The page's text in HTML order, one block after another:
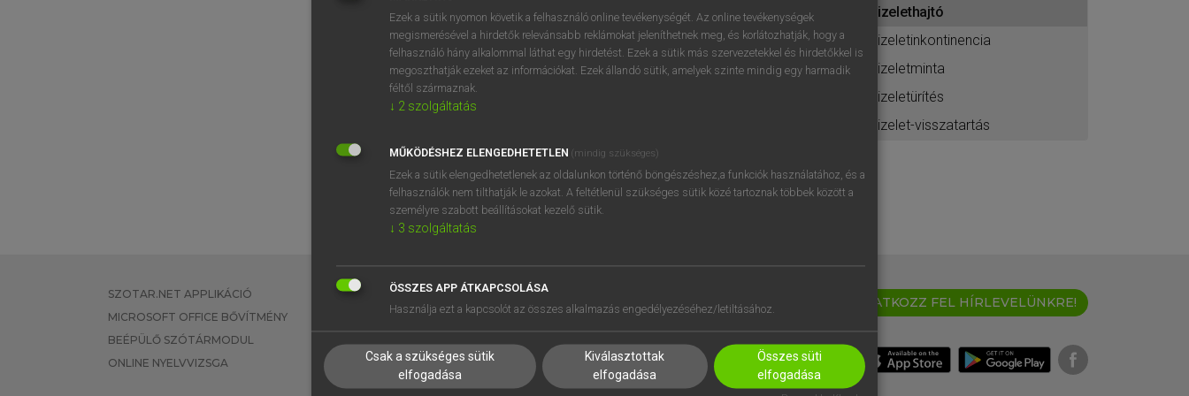
BELÉPÉS
próbaverziójának elindításához
regisztrálok ésbelépek.
REGISZTRÁCIÓ
vizelethajtó
vizeletinkontinencia
vizeletminta
vizeletürítés
vizelet-visszatartás
SZOTAR.NET APPLIKÁCIÓ
MICROSOFT OFFICE BŐVÍTMÉNY
BEÉPÜLŐ SZÓTÁRMODUL
ONLINE NYELVVIZSGA
EGYÉNI FELHASZNÁLÓKNAK
TANULÓKNAK
VÁLLALATI MEGOLDÁSOK
SÚGÓ
RÓLUNK
SÜTI BEÁLLÍTÁSOK
IRATKOZZ FEL HÍRLEVELÜNKRE!
Ezek a sütik nyomon követik a felhasználó online tevékenységét. Az online tevékenységek
megismerésével a hirdetők relevánsabb reklámokat jeleníthetnek meg, és korlátozhatják, hogy a
felhasználó hány alkalommal láthat egy hirdetést. Ezek a sütik más szervezetekkel és hirdetőkkel is
megoszthatják ezeket az információkat. Ezek állandó sütik, amelyek szinte mindig egy harmadik
féltől származnak.
↓ 2 szolgáltatás
MŰKÖDÉSHEZ ELENGEDHETETLEN (mindig szükséges)
Ezek a sütik elengedhetetlenek az oldalunkon történő böngészéshez,a funkciók használatához, és a
felhasználók nem tilthatják le azokat. A feltétlenül szükséges sütik közé tartoznak többek között a
személyre szabott beállításokat kezelő sütik.
↓ 3 szolgáltatás
ÖSSZES APP ÁTKAPCSOLÁSA
Használja ezt a kapcsolót az összes alkalmazás engedélyezéséhez/letiltásához.
Csak a szükséges sütik
elfogadása
Kiválasztottak
elfogadása
Összes süti
elfogadása